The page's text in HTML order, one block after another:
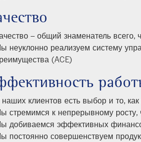
– общий знаменатель всего,
неуклонно реализуем систему
(ACE)
клиентов есть выбор и то,
стремимся к непрерывному
добиваемся эффективных
постоянно совершенствуем